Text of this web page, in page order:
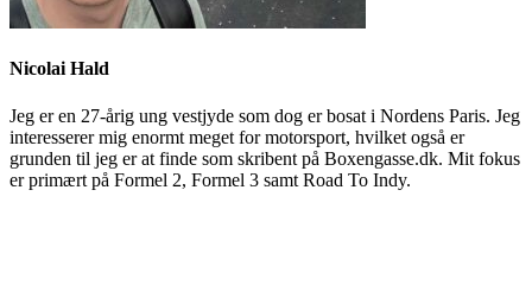
Nicolai Hald
Jeg er en 27-årig ung vestjyde som dog er bosat i Nordens Paris. Jeg
interesserer mig enormt meget for motorsport, hvilket også er
grunden til jeg er at finde som skribent på Boxengasse.dk. Mit fokus
er primært på Formel 2, Formel 3 samt Road To Indy.